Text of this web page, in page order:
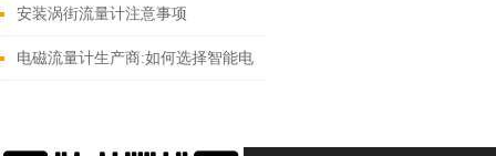
安装涡街流量计注意事项
电磁流量计生产商:如何选择智能电